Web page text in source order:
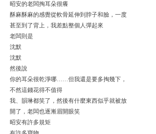
昭安的老闆掏耳朵很癢
酥麻酥麻的感覺從軟骨延伸到脖子和臉，一度
甚至到了背上，我差點整個人彈起來
老闆則是
沈默
沈默
然後說
你的耳朵很乾淨哪……但我還是要多掏幾下，
不然這錢花得不值得
我、韻琳都笑了，然後有什麼東西似乎就被放
開了，老闆也逐漸眉開眼笑
昭安有許多規矩